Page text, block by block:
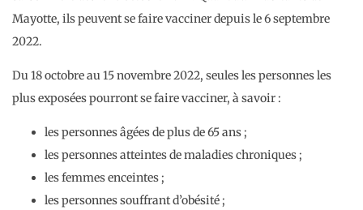
Mayotte, ils peuvent se faire vacciner depuis le 6 septembre
2022.
Du 18 octobre au 15 novembre 2022, seules les personnes les
plus exposées pourront se faire vacciner, à savoir :
les personnes âgées de plus de 65 ans ;
les personnes atteintes de maladies chroniques ;
les femmes enceintes ;
les personnes souffrant d’obésité ;